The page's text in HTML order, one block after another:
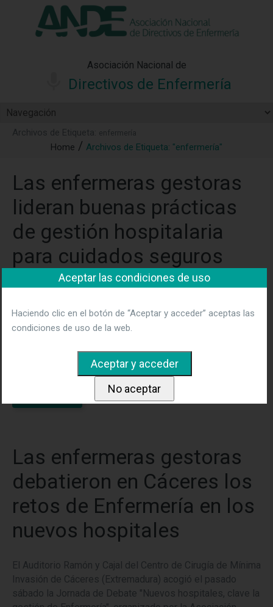
"Ver política"
Asociación Nacional de
Directivos de Enfermería
Archivos de Etiqueta: enfermería
Home Archivos de Etiqueta: "enfermería"
Las enfermeras gestoras
lideran buenas prácticas
de gestión hospitalaria
para cuidados seguros
Casi un centenar de directivos de Enfermería de las 8
gestión de unos cuidados seguros, en una Jornada
organizada por la Asociación Nacional de Directivos de
el Hospital de Mérida. (más…)
Las enfermeras gestoras
debatieron en Cáceres los
retos de Enfermería en los
nuevos hospitales
El Auditorio Ramón y Cajal del Centro de Cirugía de Mínima
Invasión de Cáceres (Extremadura) acogió el pasado
sábado la Jornada de Debate "Nuevos hospitales, clave la
Aceptar las condiciones de uso
Haciendo clic en el botón de “Aceptar y acceder” aceptas las
condiciones de uso de la web.